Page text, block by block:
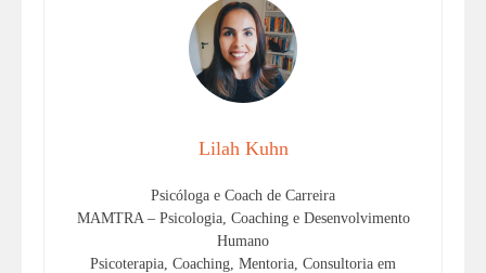
Lilah Kuhn
Psicóloga e Coach de Carreira
MAMTRA – Psicologia, Coaching e Desenvolvimento
Humano
Psicoterapia, Coaching, Mentoria, Consultoria em